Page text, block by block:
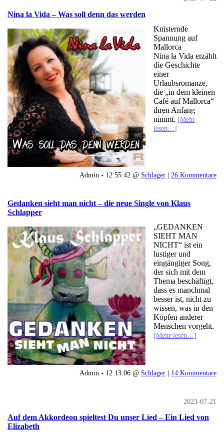
Nina la Vida – Was soll denn das werden
Knisternde
Spannung auf
Mallorca
Nina la Vida erzählt
die Geschichte
einer
Urlaubsromanze,
die „in dem kleinen
Café auf Mallorca“
ihren Anfang
nimmt. [Mehr
lesen…]
Admin - 12:55:42 @ Schlager | 26 Kommentare
Gedanken sieht man nicht – die neue Single von Klaus
Schlapper
„GEDANKEN
SIEHT MAN
NICHT“ ist ein
lustiger und
eingängiger Song,
der sich mit dem
Thema beschäftigt,
dass es manchmal
besser ist, nicht zu
wissen, was in den
Köpfen anderer
Menschen vorgeht.
[Mehr lesen…]
Admin - 12:13:06 @ Schlager | 14 Kommentare
2023-07-21
Auf dem Akkordeon spieltest Du unser Lied – Ein Lied von
Elizabeth